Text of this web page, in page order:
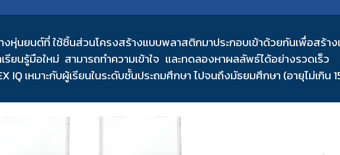
งหุ่นยนต์ที่ ใช้ชิ้นส่วนโครงสร้างแบบพลาสติกมาประกอบเข้าด้วยกันเพื่อสร้าง
รียนรู้มือใหม่ สามารถทำความเข้าใจ และทดลองหาผลลัพธ์ได้อย่างรวดเร็
IQ เหมาะกับผู้เรียนในระดับชั้นประถมศึกษา ไปจนถึงมัธยมศึกษา (อายุไม่เกิน